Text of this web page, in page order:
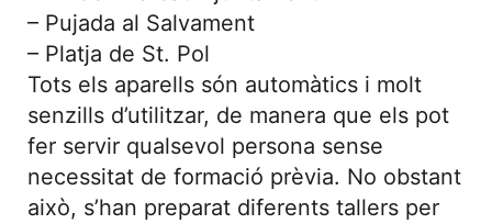
– Pujada al Salvament
– Platja de St. Pol
Tots els aparells són automàtics i molt
senzills d’utilitzar, de manera que els pot
fer servir qualsevol persona sense
necessitat de formació prèvia. No obstant
això, s’han preparat diferents tallers per